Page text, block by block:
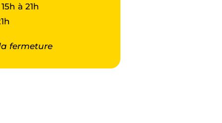
à 21h
fermeture